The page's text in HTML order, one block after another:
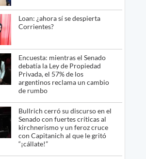
Loan: ¿ahora sí se despierta
Corrientes?
Encuesta: mientras el Senado
debatía la Ley de Propiedad
Privada, el 57% de los
argentinos reclama un cambio
de rumbo
Bullrich cerró su discurso en el
Senado con fuertes críticas al
kirchnerismo y un feroz cruce
con Capitanich al que le gritó
“¡cállate!”